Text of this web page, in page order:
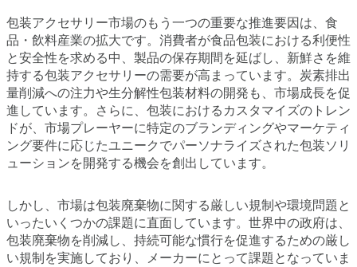
包装アクセサリー市場のもう一つの重要な推進要因は、食
品・飲料産業の拡大です。消費者が食品包装における利便性
と安全性を求める中、製品の保存期間を延ばし、新鮮さを維
持する包装アクセサリーの需要が高まっています。炭素排出
量削減への注力や生分解性包装材料の開発も、市場成長を促
進しています。さらに、包装におけるカスタマイズのトレン
ドが、市場プレーヤーに特定のブランディングやマーケティ
ング要件に応じたユニークでパーソナライズされた包装ソリ
ューションを開発する機会を創出しています。
しかし、市場は包装廃棄物に関する厳しい規制や環境問題と
いったいくつかの課題に直面しています。世界中の政府は、
包装廃棄物を削減し、持続可能な慣行を促進するための厳し
い規制を実施しており、メーカーにとって課題となっていま